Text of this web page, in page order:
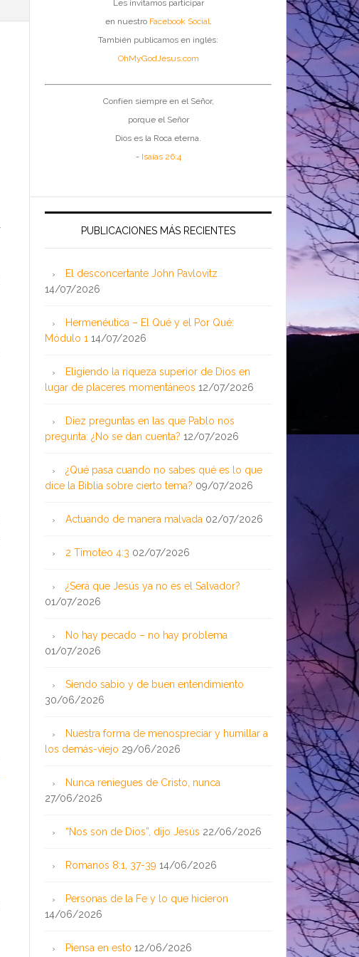
Les invitamos participar
en nuestro Facebook Social.
También publicamos en inglés:
OhMyGodJesus.com
Confíen siempre en el Señor,
porque el Señor
Dios es la Roca eterna.
- Isaías 26:4
PUBLICACIONES MÁS RECIENTES
El desconcertante John Pavlovitz
14/07/2026
Hermenéutica – El Qué y el Por Qué:
Módulo 1 14/07/2026
Eligiendo la riqueza superior de Dios en
lugar de placeres momentáneos 12/07/2026
Diez preguntas en las que Pablo nos
pregunta: ¿No se dan cuenta? 12/07/2026
¿Qué pasa cuando no sabes qué es lo que
dice la Biblia sobre cierto tema? 09/07/2026
Actuando de manera malvada 02/07/2026
2 Timoteo 4:3 02/07/2026
¿Será que Jesús ya no es el Salvador?
01/07/2026
No hay pecado – no hay problema
01/07/2026
Siendo sabio y de buen entendimiento
30/06/2026
Nuestra forma de menospreciar y humillar a
los demás-viejo 29/06/2026
Nunca reniegues de Cristo, nunca
27/06/2026
“Nos son de Dios”, dijo Jesús 22/06/2026
Romanos 8:1, 37-39 14/06/2026
Personas de la Fe y lo que hicieron
14/06/2026
Piensa en esto 12/06/2026